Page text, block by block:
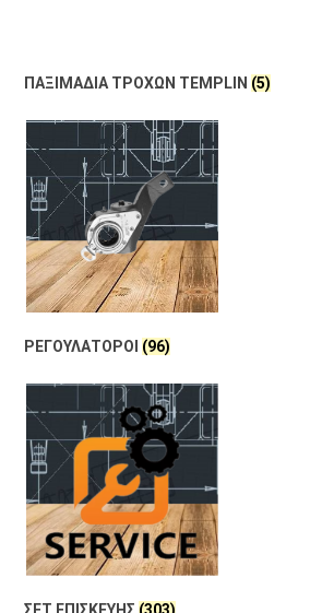
ΠΑΞΙΜΑΔΙΑ ΤΡΟΧΩΝ TEMPLIN (5)
ΡΕΓΟΥΛΑΤΟΡΟΙ (96)